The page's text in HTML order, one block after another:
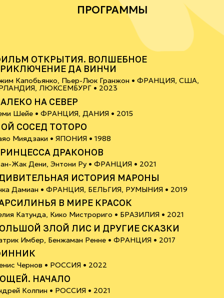
ПРОГРАММЫ
ОТКРЫТИЯ. ВОЛШЕБНОЕ
ДА ВИНЧИ
Капобьянко, Пьер-Люк Гранжон • ФРАНЦИЯ, США,
ЛЮКСЕМБУРГ • 2023
НА СЕВЕР
Шейе • ФРАНЦИЯ, ДАНИЯ • 2015
СОСЕД ТОТОРО
Миядзаки • ЯПОНИЯ • 1988
ДРАКОНОВ
Жак Дени, Энтони Ру • ФРАНЦИЯ • 2021
ИСТОРИЯ МАРОНЫ
Дамиан • ФРАНЦИЯ, БЕЛЬГИЯ, РУМЫНИЯ • 2019
В МИРЕ КРАСОК
Катунда, Кико Мистрориго • БРАЗИЛИЯ • 2021
ЗЛОЙ ЛИС И ДРУГИЕ СКАЗКИ
Имбер, Бенжаман Ренне • ФРАНЦИЯ • 2017
Чернов • РОССИЯ • 2022
НАЧАЛО
Колпин • РОССИЯ • 2021